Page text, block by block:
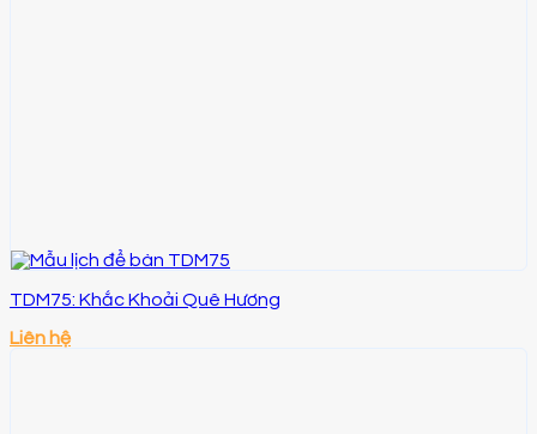
TDM75: Khắc Khoải Quê Hương
Liên hệ